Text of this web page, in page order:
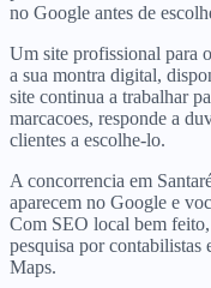
no Google antes de
Um site profissional para
a sua montra digital,
site continua a trabalhar
marcacoes, responde a
clientes a escolhe-lo.
A concorrencia em
aparecem no Google e
Com SEO local bem
pesquisa por
Maps.